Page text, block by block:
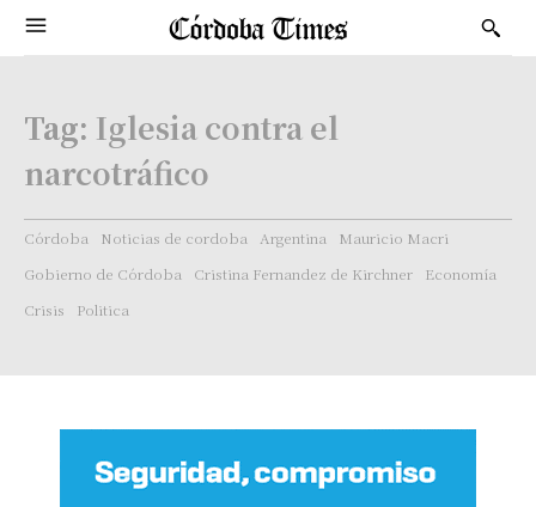
Tag: Iglesia contra el
narcotráfico
Córdoba Noticias de cordoba Argentina
Mauricio Macri
Gobierno de Córdoba
Cristina Fernandez de Kirchner
Economía
Crisis
Politica